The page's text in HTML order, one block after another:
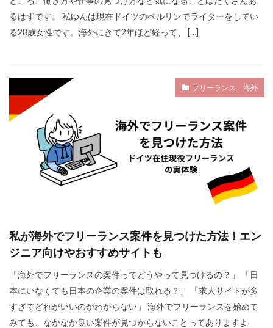
るはずです。 私ゆんは現在ドイツのベルリンでライターをしてい
る28歳女性です。海外にきて2年ほど経って、 […]
フリーランス 海外
私が海外でフリーランス案件を見つけた方法！エン
ジニア向けやおすすめサイトも
「海外でフリーランスの案件ってどうやって見つけるの？」 「日
本にいなくても日本の企業の案件は取れる？」 「求人サイトが多
すぎてどれがいいのかわからない」 海外でフリーランスを始めて
みても、なかなか良い案件が見つからないことってありますよ